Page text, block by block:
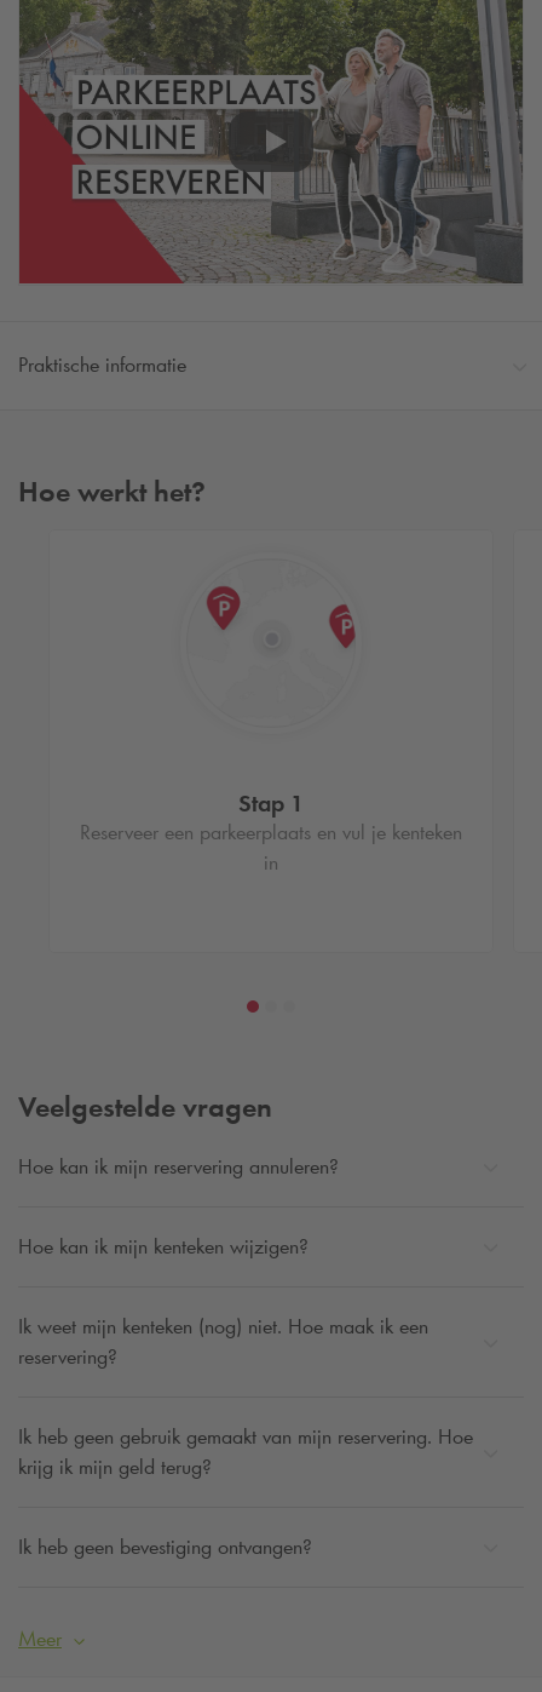
Praktische informatie
Hoe werkt het?
Stap 1
Reserveer een parkeerplaats en vul je kenteken
in
Veelgestelde vragen
Hoe kan ik mijn reservering annuleren?
Hoe kan ik mijn kenteken wijzigen?
Ik weet mijn kenteken (nog) niet. Hoe maak ik een
reservering?
Ik heb geen gebruik gemaakt van mijn reservering. Hoe
krijg ik mijn geld terug?
Ik heb geen bevestiging ontvangen?
Meer